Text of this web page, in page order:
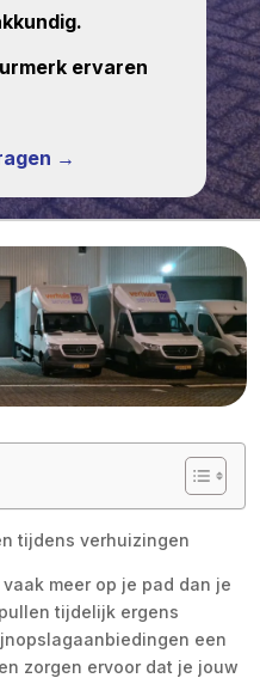
ervaren
→
tijdens verhuizingen
meer op je pad dan je
tijdelijk ergens
een
zorgen ervoor dat je jouw